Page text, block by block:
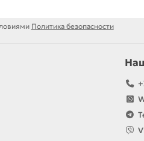
Политика безопасности